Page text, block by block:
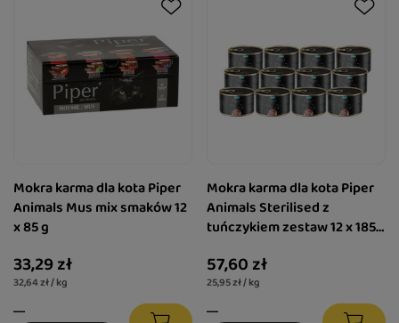
Mokra karma dla kota Piper
Animals Mus mix smaków 12
x 85 g
33,29 zł
32,64 zł / kg
Mokra karma dla kota Piper
Animals Sterilised z
tuńczykiem zestaw 12 x 185
57,60 zł
25,95 zł / kg